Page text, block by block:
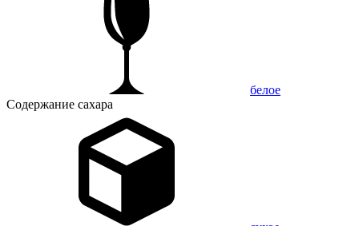
белое
Содержание сахара